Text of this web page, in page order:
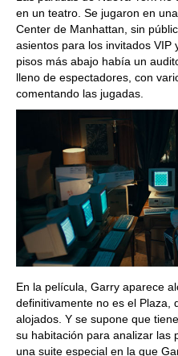
en un teatro. Se jugaron en
Center de Manhattan, sin
asientos para los invitados VIP
pisos más abajo había un
lleno de espectadores, con
comentando las jugadas.
En la película, Garry aparece
definitivamente no es el Plaza,
alojados. Y se supone que
su habitación para analizar las
una suite especial en la que